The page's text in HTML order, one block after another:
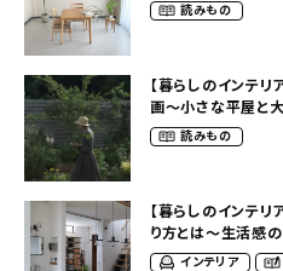
読みもの
【暮らしのインテリ
画〜小さな平屋と
（tsumikiniwaさん
読みもの
【暮らしのインテ
り方とは〜生活感
インテリア